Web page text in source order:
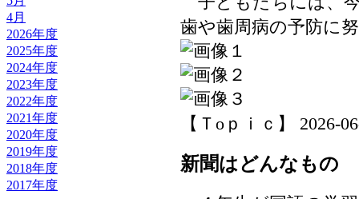
4月
2026年度
2025年度
2024年度
2023年度
2022年度
2021年度
2020年度
2019年度
2018年度
2017年度
歯や歯周病の予防に
【Ｔoｐｉｃ】 2026-
新聞はどんなもの